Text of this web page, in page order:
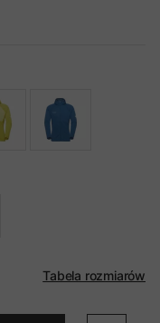
Tabela rozmiarów